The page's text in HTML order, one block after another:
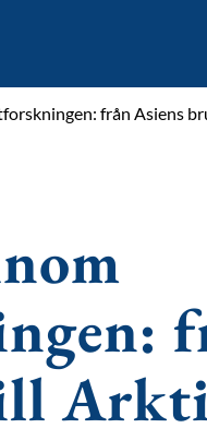
från Asiens